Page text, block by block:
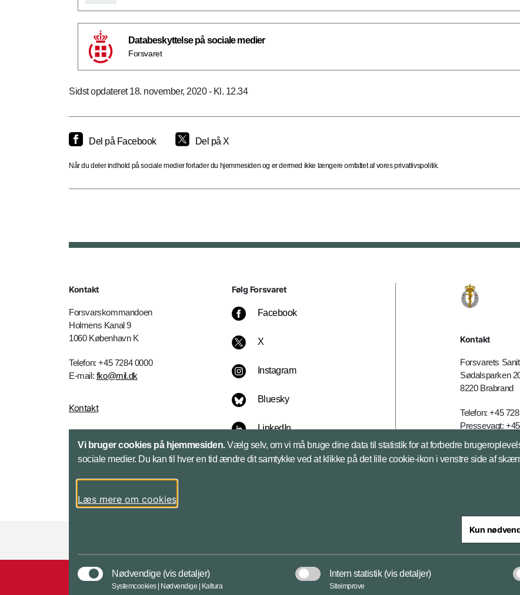
Databeskyttelse på sociale medier
Forsvaret
Sidst opdateret 18. november, 2020 - Kl. 12.34
Del på Facebook Del på X
Når du deler indhold på sociale medier forlader du hjemmesiden og er dermed ikke længere omfattet af vores privatlivspolitik.
Kontakt
Forsvarskommandoen
Holmens Kanal 9
1060 København K
Telefon: +45 7284 0000
E-mail: fko@mil.dk
Kontakt
Følg Forsvaret
Facebook
X
Instagram
Bluesky
LinkedIn
Kontakt
Forsvarets
Sødalsparken
8220 Brabrand
Telefon: +45
Pressevagt:
Databeskyttelse og
Vi bruger cookies på hjemmesiden.Vælg selv, om vi må bruge dine data til statistik for at forbedre
sociale medier. Du kan til hver en tid ændre dit samtykke ved at klikke på det lille cookie-ikon i venstre side af
Læs mere om cookies
Kun
Nødvendige (vis detaljer)
Systemcookies | Nødvendige | Kaltura
Intern statistik (vis detaljer)
Siteimprove